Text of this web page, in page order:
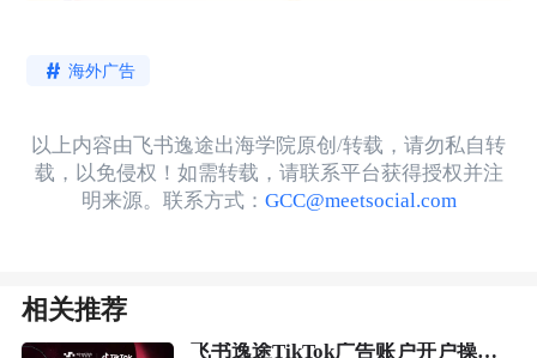
海外广告
以上内容由飞书逸途出海学院原创/转载，请勿私自转
载，以免侵权！如需转载，请联系平台获得授权并注
明来源。联系方式： GCC@meetsocial.com
相关推荐
飞书逸途TikTok广告账户开户操作流程